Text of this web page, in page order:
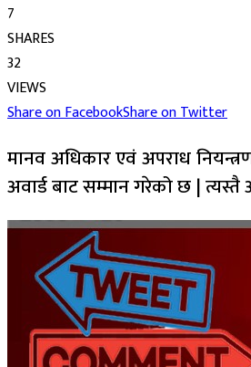
7
SHARES
32
VIEWS
Share on FacebookShare on Twitter
मानव अधिकार एवं अपराध
अवार्ड बाट सम्मान गरेको छ |